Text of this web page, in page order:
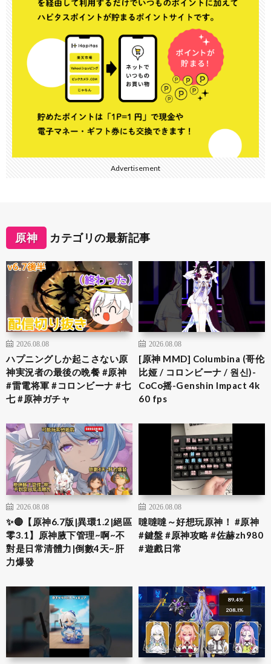
Advertisement
原神 カテゴリの最新記事
2026.08.08
ハプニングしか起こさない原
神実況者の最後の晩餐 #原神
#雷電将軍 #コロンビーナ #七
七 #原神ガチャ
2026.08.08
[原神 MMD] Columbina (哥伦
比娅 / コロンビーナ / 원신)-
CoCo摇-Genshin Impact 4k
60 fps
2026.08.08
✨🔴【原神6.7版|異環1.2|絕區
零3.1】原神腋下管理~啊~不
對是日常清體力|倒數4天~肝
力爆發
2026.08.08
噠噠噠～好想玩原神！ #原神
#鍵盤 #原神攻略 #佐赫zh980
#遊戲日常